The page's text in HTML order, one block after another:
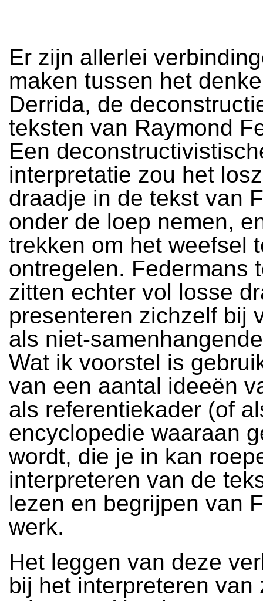
Er zijn allerlei
maken tussen het
Derrida, de
teksten van Raymond
Een
interpretatie zou het
draadje in de tekst van
onder de loep nemen,
trekken om het weefsel
ontregelen. Federmans
zitten echter vol losse
presenteren zichzelf bij
als niet-samenhangende
Wat ik voorstel is
van een aantal ideeën
als referentiekader (of
encyclopedie waaraan
wordt, die je in kan
interpreteren van de
lezen en begrijpen van
werk.
Het leggen van deze
bij het interpreteren van